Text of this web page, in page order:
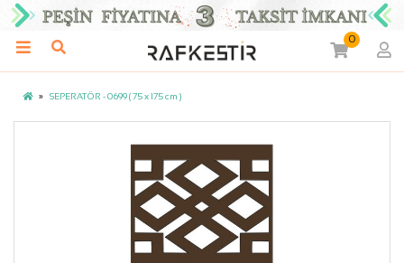
0
SEPERATÖR - 0699 ( 75 x 175 cm )